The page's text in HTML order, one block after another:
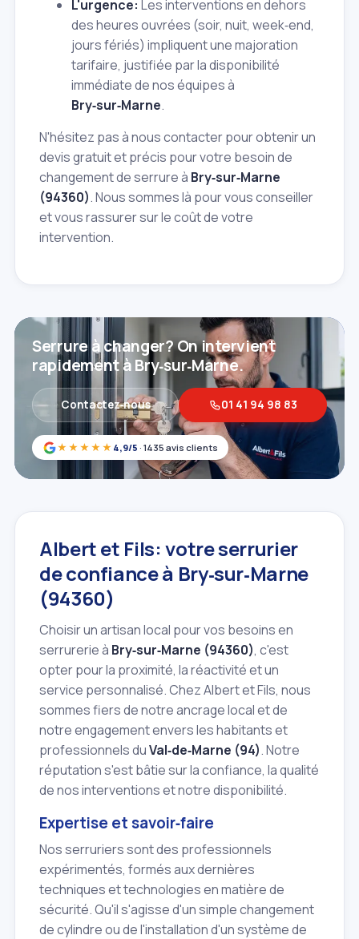
L'urgence: Les interventions en dehors
des heures ouvrées (soir, nuit, week‑end,
jours fériés) impliquent une majoration
tarifaire, justifiée par la disponibilité
immédiate de nos équipes à
Bry‑sur‑Marne.
N'hésitez pas à nous contacter pour obtenir un
devis gratuit et précis pour votre besoin de
changement de serrure à Bry‑sur‑Marne
(94360). Nous sommes là pour vous conseiller
et vous rassurer sur le coût de votre
intervention.
★★★★★ 4,9/5 · 1435 avis clients
Serrure à changer? On intervient
rapidement à Bry‑sur‑Marne.
Contactez‑nous 01 41 94 98 83
Albert et Fils: votre serrurier
de confiance à Bry‑sur‑Marne
(94360)
Choisir un artisan local pour vos besoins en
serrurerie à Bry‑sur‑Marne (94360), c'est
opter pour la proximité, la réactivité et un
service personnalisé. Chez Albert et Fils, nous
sommes fiers de notre ancrage local et de
notre engagement envers les habitants et
professionnels duVal‑de‑Marne (94). Notre
réputation s'est bâtie sur la confiance, la qualité
de nos interventions et notre disponibilité.
Expertise et savoir‑faire
Nos serruriers sont des professionnels
expérimentés, formés aux dernières
techniques et technologies en matière de
sécurité. Qu'il s'agisse d'un simple changement
de cylindre ou de l'installation d'un système de